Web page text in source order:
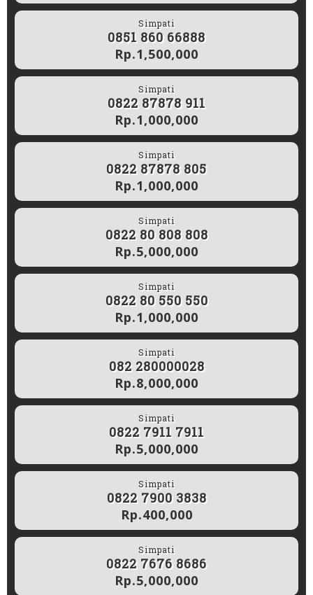
Simpati
0851 860 66888
Rp.1,500,000
Simpati
0822 87878 911
Rp.1,000,000
Simpati
0822 87878 805
Rp.1,000,000
Simpati
0822 80 808 808
Rp.5,000,000
Simpati
0822 80 550 550
Rp.1,000,000
Simpati
082 280000028
Rp.8,000,000
Simpati
0822 7911 7911
Rp.5,000,000
Simpati
0822 7900 3838
Rp.400,000
Simpati
0822 7676 8686
Rp.5,000,000